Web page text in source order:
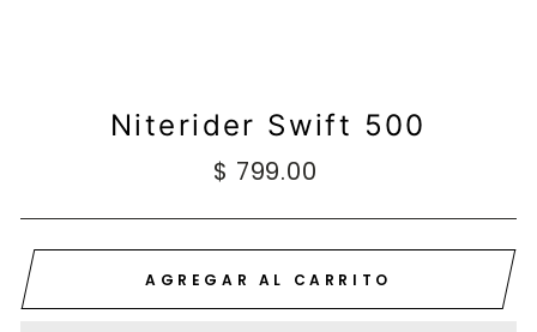
Niterider Swift 500
Precio
$ 799.00
AGREGAR AL CARRITO